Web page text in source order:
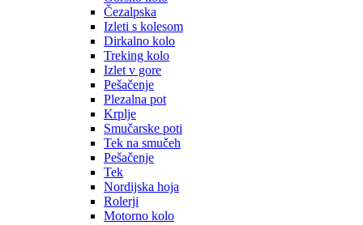
Čezalpska
Izleti s kolesom
Dirkalno kolo
Treking kolo
Izlet v gore
Pešačenje
Plezalna pot
Krplje
Smučarske poti
Tek na smučeh
Pešačenje
Tek
Nordijska hoja
Rolerji
Motorno kolo